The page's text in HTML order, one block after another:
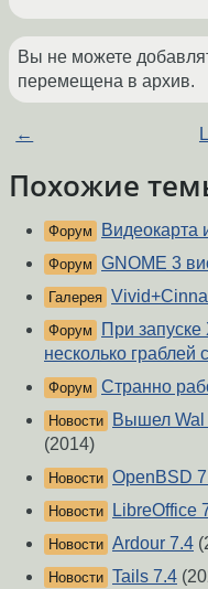
Вы не можете
перемещена в архив.
←
Похожие
Форум Видеокарта
Форум GNOME 3
Галерея
Форум
При
несколько граблей
Форум Странно
Новости
Вышел Wal
(2014)
Новости OpenBSD
Новости LibreOffice
Новости Ardour 7.4
Новости Tails 7.4